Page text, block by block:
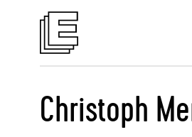
Christoph